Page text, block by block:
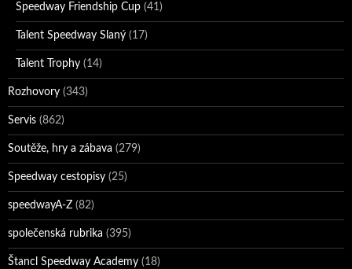
Speedway Friendship Cup (41)
Talent Speedway Slaný (17)
Talent Trophy (14)
Rozhovory (343)
Servis (862)
Soutěže, hry a zábava (279)
Speedway cestopisy (25)
speedwayA-Z (82)
společenská rubrika (395)
Štancl Speedway Academy (18)